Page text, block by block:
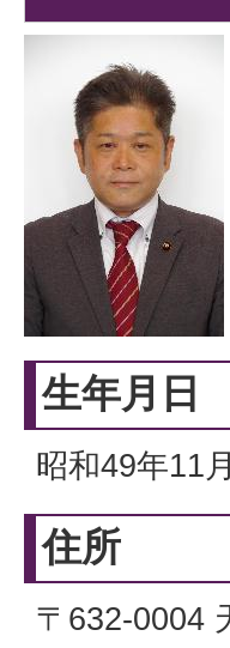
生年月日
昭和49年11
住所
〒632-0004